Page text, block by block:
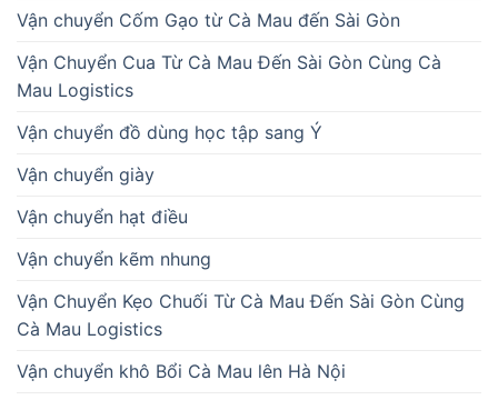
Vận chuyển Cốm Gạo từ Cà Mau đến Sài Gòn
Vận Chuyển Cua Từ Cà Mau Đến Sài Gòn Cùng Cà
Mau Logistics
Vận chuyển đồ dùng học tập sang Ý
Vận chuyển giày
Vận chuyển hạt điều
Vận chuyển kẽm nhung
Vận Chuyển Kẹo Chuối Từ Cà Mau Đến Sài Gòn Cùng
Cà Mau Logistics
Vận chuyển khô Bổi Cà Mau lên Hà Nội